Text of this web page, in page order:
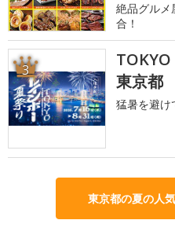
絶品グルメ
合！
3
東京都
猛暑を避け
東京都の夏の人